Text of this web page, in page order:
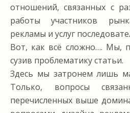
отношений, связанных с
работы участников
рекламы и услуг
Вот, как всё сложно…. Мы,
сузив проблематику статьи.
Здесь мы затронем лишь
Только, вопросы
перечисленных выше